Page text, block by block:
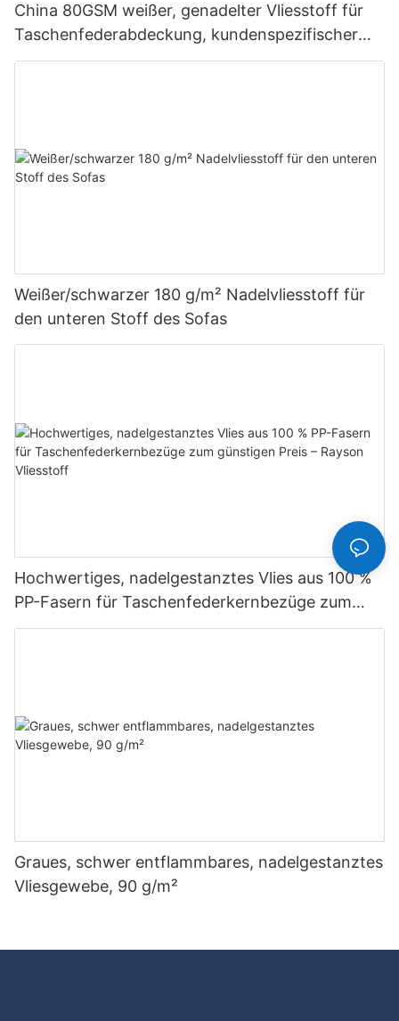
China 80GSM weißer, genadelter Vliesstoff für
Taschenfederabdeckung, kundenspezifischer
Rayson-Vliesstoff
Weißer/schwarzer 180 g/m² Nadelvliesstoff für
den unteren Stoff des Sofas
Hochwertiges, nadelgestanztes Vlies aus 100 %
PP-Fasern für Taschenfederkernbezüge zum
günstigen Preis – Rayson Vliesstoff
Graues, schwer entflammbares, nadelgestanztes
Vliesgewebe, 90 g/m²